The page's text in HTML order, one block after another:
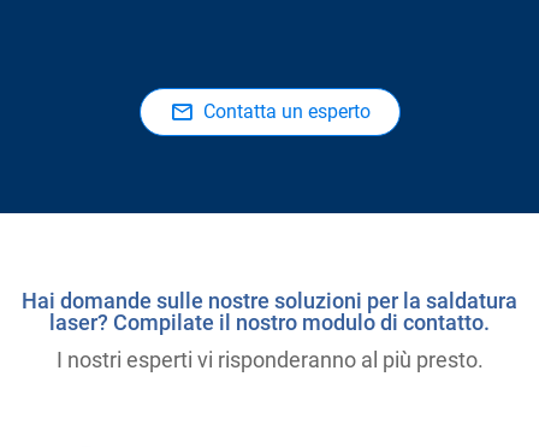
Contatta un esperto
Hai domande sulle nostre soluzioni per la saldatura
laser? Compilate il nostro modulo di contatto.
I nostri esperti vi risponderanno al più presto.